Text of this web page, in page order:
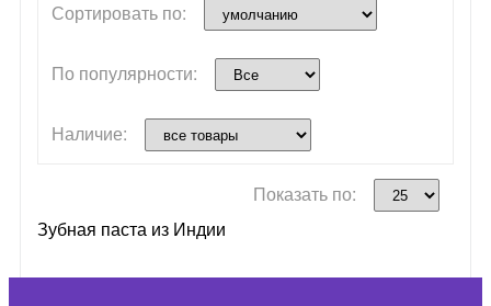
Сортировать по:
По популярности:
Наличие:
Показать по:
Зубная паста из Индии